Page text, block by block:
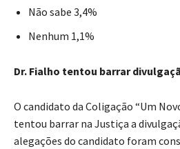
Não sabe 3,4%
Nenhum 1,1%
Dr. Fialho tentou barrar
O candidato da Coligação “Um
tentou barrar na Justiça a
alegações do candidato foram